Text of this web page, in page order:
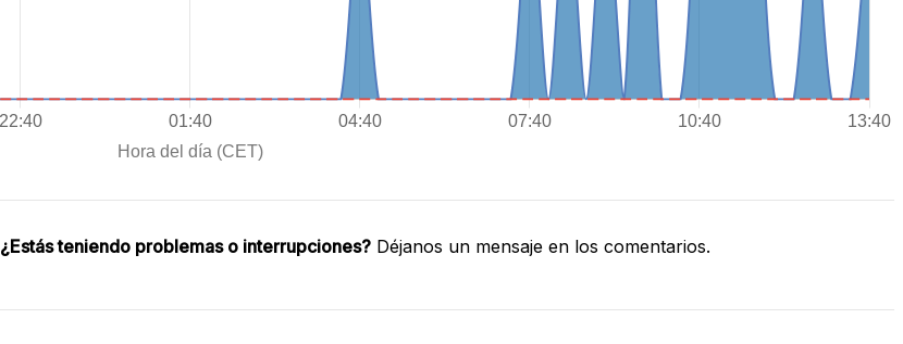
¿Estás teniendo problemas o interrupciones? Déjanos un mensaje en los comentarios.